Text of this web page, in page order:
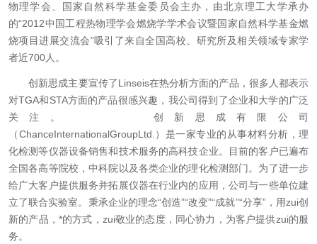
物理学会、国家自然科学基金委员会主办，由北京理工大学承办
的“2012中国工程热物理学会燃烧学学术会议暨国家自然科学基金燃
烧项目进展交流会”吸引了来自全国高校、研究所及相关领域专家学
者近700人。
创新思成主要宣传了Linseis在热分析方面的产品，很多人都表示
对TGA和STA方面的产品很感兴趣，我公司得到了企业和大学的广泛
关注。
创新思成有限公司
（ChanceInternationalGroupLtd.）是一家专业的从事材料分析，理
化检测等仪器设备销售和技术服务的高科技企业。目前的客户已遍布
全国各高等院校，中科院以及各类企业的理化检测部门。为了进一步
给广大客户提供服务并拓展仪器在行业内的应用，公司与一些单位建
立了联合实验室。秉承企业的理念“创造”“改变”“成就”“分享”，用zui创
新的产品，*的方式，zui敬业的态度，同心协力，为客户提供zui的服
务。